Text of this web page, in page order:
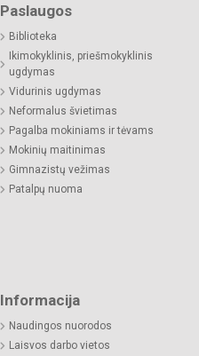
Paslaugos
Biblioteka
Ikimokyklinis, priešmokyklinis
ugdymas
Vidurinis ugdymas
Neformalus švietimas
Pagalba mokiniams ir tėvams
Mokinių maitinimas
Gimnazistų vežimas
Patalpų nuoma
Informacija
Naudingos nuorodos
Laisvos darbo vietos